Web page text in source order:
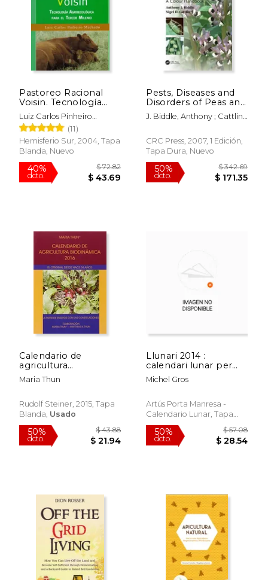
15%
dcto. $ 25.49 dcto. $
Pastoreo Racional
Voisin. Tecnología
Agroecológica Para el
Tercer Milenio
Luiz Carlos Pinheiro
Machado
(11)
Hemisferio Sur, 2004, Tapa
Blanda, Nuevo
40%
dcto. $ 43.69
Pests, Diseases and
Disorders of Peas and
Beans: A Colour
Handbook (en Inglés)
J. Biddle, Anthony ; Cattlin,
CRC Press, 2007, 1 Edición,
Tapa Dura, Nuevo
50%
dcto. $
Calendario de
agricultura
biodinámica
Maria Thun
Rudolf Steiner, 2015, Tapa
Blanda, Usado
Llunari 2014 :
calendari lunar per
l'hort
Michel Gros
Artús Porta Manresa -
Calendario Lunar, Tapa
Blanda,Usado